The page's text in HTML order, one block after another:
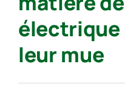
électrique
leur mue